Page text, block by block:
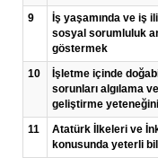
9
İş yaşamında ve iş
sosyal sorumluluk
göstermek
10
İşletme içinde
sorunları algılama
geliştirme
11
Atatürk İlkeleri ve
konusunda yeterli